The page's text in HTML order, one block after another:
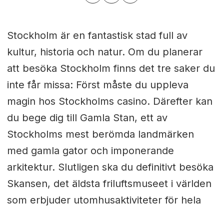
Stockholm är en fantastisk stad full av
kultur, historia och natur. Om du planerar
att besöka Stockholm finns det tre saker du
inte får missa: Först måste du uppleva
magin hos Stockholms casino. Därefter kan
du bege dig till Gamla Stan, ett av
Stockholms mest berömda landmärken
med gamla gator och imponerande
arkitektur. Slutligen ska du definitivt besöka
Skansen, det äldsta friluftsmuseet i världen
som erbjuder utomhusaktiviteter för hela